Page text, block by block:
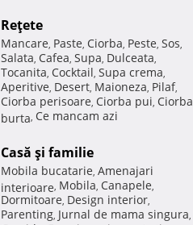
Reţete
Mancare, Paste, Ciorba, Peste, Sos,
Salata, Cafea, Supa, Dulceata,
Tocanita, Cocktail, Supa crema,
Aperitive, Desert, Maioneza, Pilaf,
Ciorba perisoare, Ciorba pui, Ciorba
burta, Ce mancam azi
Casă şi familie
Mobila bucatarie, Amenajari
interioare, Mobila, Canapele,
Dormitoare, Design interior,
Parenting, Jurnal de mama singura,